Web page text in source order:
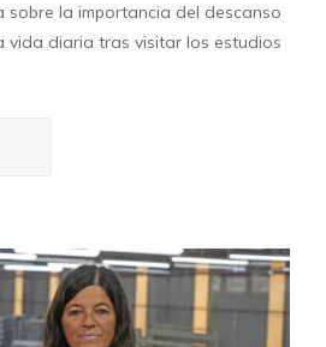
sobre la importancia del descanso
vida diaria tras visitar los estudios